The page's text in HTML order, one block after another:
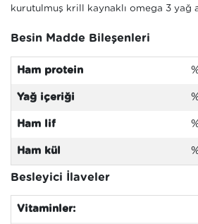
kurutulmuş krill kaynaklı omega 3 yağ
Besin Madde Bileşenleri
Ham protein
Yağ içeriği
Ham lif
Ham kül
Besleyici İlaveler
Vitaminler: